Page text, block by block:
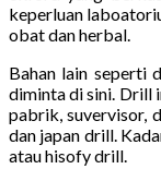
keperluan
obat dan herbal.
Bahan lain seperti
diminta di sini. Drill
pabrik, suvervisor,
dan japan drill.
atau hisofy drill.